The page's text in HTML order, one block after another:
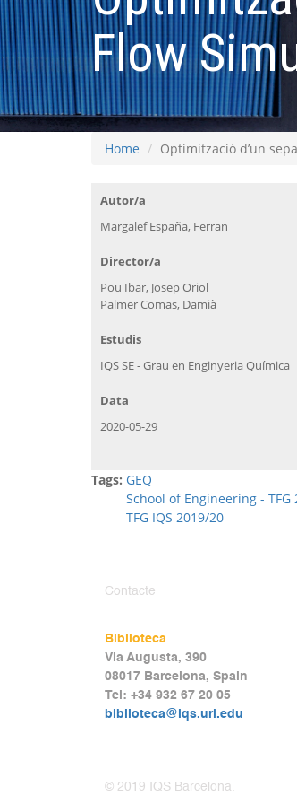
Flow
Home Optimització d’un
Autor/a
Margalef España, Ferran
Director/a
Pou Ibar, Josep Oriol
Palmer Comas, Damià
Estudis
IQS SE - Grau en Enginyeria Química
Data
2020-05-29
Tags: GEQ
School of Engineering - TFG
TFG IQS 2019/20
Contacte
Biblioteca
Via Augusta, 390
08017 Barcelona, Spain
Tel: +34 932 67 20 05
biblioteca@iqs.url.edu
© 2019 IQS Barcelona.